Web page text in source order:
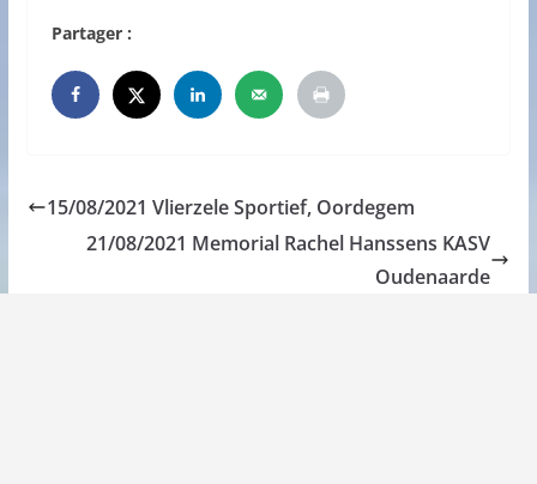
Partager :
15/08/2021 Vlierzele Sportief, Oordegem
21/08/2021 Memorial Rachel Hanssens KASV
Oudenaarde